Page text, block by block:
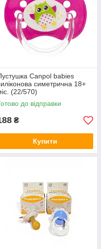
Canpol babies
симетрична 18+
(22/570)
до відправки
₴
Купити